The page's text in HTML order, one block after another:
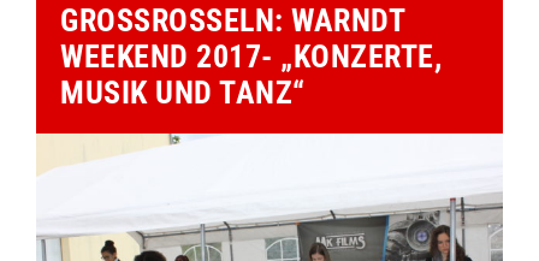
GROSSROSSELN: WARNDT W
EEKEND 2017- „KONZERTE, M
USIK UND TANZ“